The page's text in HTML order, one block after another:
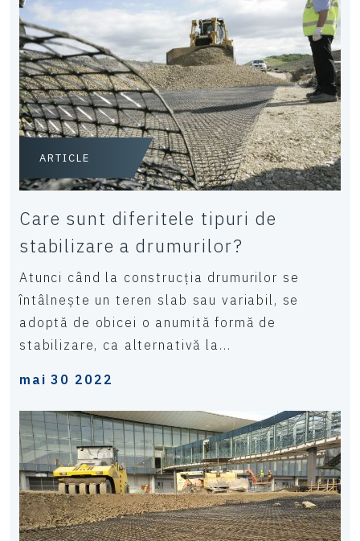
ARTICLE
Care sunt diferitele tipuri de
stabilizare a drumurilor?
Atunci când la construcția drumurilor se
întâlnește un teren slab sau variabil, se
adoptă de obicei o anumită formă de
stabilizare, ca alternativă la...
mai 30 2022